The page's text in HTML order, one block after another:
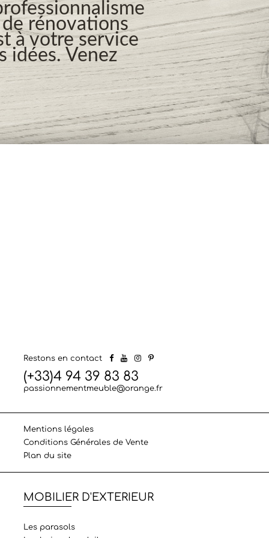
rénovations
à votre service
idées. Venez
Restons en contact
(+33)4 94 39 83 83
passionnementmeuble@orange.fr
Mentions légales
Conditions Générales de Vente
Plan du site
MOBILIER D'EXTERIEUR
Les parasols